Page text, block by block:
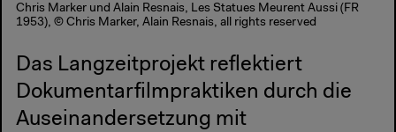
Chris Marker und Alain Resnais, Les Statues Meurent Aussi (FR
1953), © Chris Marker, Alain Resnais, all rights reserved
Das Langzeitprojekt reflektiert
Dokumentarfilmpraktiken durch die
Auseinandersetzung mit